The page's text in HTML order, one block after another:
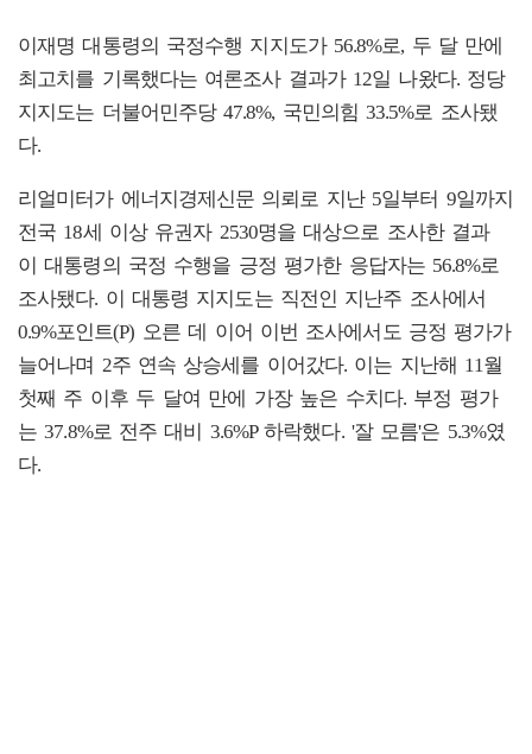
이재명 대통령의 국정수행 지지도가 56.8%로, 두 달 만에
최고치를 기록했다는 여론조사 결과가 12일 나왔다. 정당
지지도는 더불어민주당 47.8%, 국민의힘 33.5%로 조사됐
다.
리얼미터가 에너지경제신문 의뢰로 지난 5일부터 9일까지
전국 18세 이상 유권자 2530명을 대상으로 조사한 결과
이 대통령의 국정 수행을 긍정 평가한 응답자는 56.8%로
조사됐다. 이 대통령 지지도는 직전인 지난주 조사에서
0.9%포인트(P) 오른 데 이어 이번 조사에서도 긍정 평가가
늘어나며 2주 연속 상승세를 이어갔다. 이는 지난해 11월
첫째 주 이후 두 달여 만에 가장 높은 수치다. 부정 평가
는 37.8%로 전주 대비 3.6%P 하락했다. '잘 모름'은 5.3%였
다.